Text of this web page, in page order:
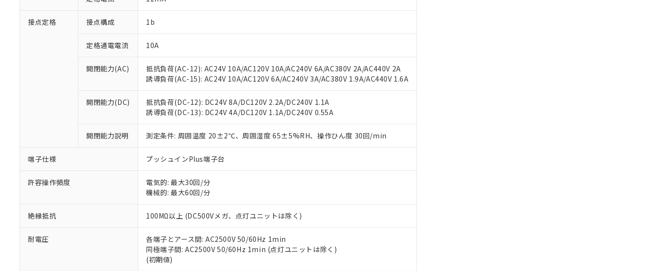
接点定格 接点構成 1b
定格通電電流 10A
開閉能力(AC)
抵抗負荷(AC-12): AC24V 10A/AC120V 10A/AC240V 6A/AC380V 2A/AC440V 2A
誘導負荷(AC-15): AC24V 10A/AC120V 6A/AC240V 3A/AC380V 1.9A/AC440V 1.6A
開閉能力(DC)
抵抗負荷(DC-12): DC24V 8A/DC120V 2.2A/DC240V 1.1A
誘導負荷(DC-13): DC24V 4A/DC120V 1.1A/DC240V 0.55A
開閉能力説明 測定条件: 周囲温度 20±2℃、周囲湿度 65±5%RH、操作ひん度 30回/min
端子仕様 プッシュインPlus端子台
許容操作頻度
電気的: 最大30回/分
機械的: 最大60回/分
絶縁抵抗 100MΩ以上 (DC500Vメガ、点灯ユニットは除く)
耐電圧
各端子とアース間: AC2500V 50/60Hz 1min
同極端子間: AC2500V 50/60Hz 1min (点灯ユニットは除く)
(初期値)
本サービスは、当社制御機器事業取扱商品の当社在庫状況および標準価格(税抜)を提供させていただ
当社制御機器事業取扱商品の中には、本サービスの対象外となる商品もあることをご了承ください。
い。
正式な納期状況および標準価格はお客様のお取引先、またはお客様担当のオムロン制御機器販売店・
当社販売員にご相談ください。
在庫状況および標準価格結果を当社の事前の承諾なく第三者に漏洩または開示しないようお願いしま
す。
マイパーツ機能（部品リスト作成サービス）をご利用いただくには、I-Webメンバーズにご登録され
ている必要があります。
お客様が当ウェブサイト上で当社にご登録された部品リストについて、当社および当社の共同利用者
が、当社の製品・サービスに関するお客様との取引・商談に必要な範囲で利用することをご了承くだ
いる法人を指します。
*EU RoHS指令（10物質）：
フタル酸ビス(2-エチルヘキシル) (DEHP)(別名：DOP) 1000ppm以下、フタル酸ブチルベンジル（BBP） 1000ppm以下、フタル酸ジブチ
ル（DBP） 1000ppm以下、フタル酸ジイソブチル (DIBP) 1000ppm以下
但し、RoHS指令で産業用監視および制御機器に対する適用除外項目は除く。
フタル酸エステル類の４物質については閾値を超える意図的な使用がないことを確認しています。
※2 対応予定月
部品在庫の切り替え状況などにより、予定月が前後することがあります。
※3 非含有証明書ダウンロード
EU RoHS指令（10物質）の非含有証明書
51物質の非含有証明書（当社基準）
※本証明書は発行日時点で非含有を証明するもので、過去に遡って非含有を証明するものではありません。
また、RoHS指令のフタル酸エステル類４物質の対応では、対応完了までの期間は出荷製品に未対応品が
混在することから備考欄に対応日を記載しておりました。
既に当社にて対応品への在庫切替を完了していることから、特段のことがない限り、2022年1月12日よ
り割愛しております。
「×」：最大均質材料含有率が中国RoHSの基準値を超えていることを示します。
Pb(鉛) :1000ppm、 Hg(水銀) : 1000ppm、 Cd(カドミウム) : 100ppm、
DEHP(フタル酸ビス(2-エチルヘキシル)) : 1000ppm
※2 環境保護使用期限
「ｅ」：有害物質（10物質）のすべてが基準値以下であることを示します。
味します。
「－」：未確認です。当社販売部門へお問い合わせください。
当社は、これら貴社製品のうち、外国為替および外国貿易法に定める商品（以下｢規制貨物等」とい
などの必要な手続きをとります。
ます。
当社は貴社製品を、核兵器、ミサイル、化学兵器、生物兵器またはその他武器並びにこれらの製造装
置等に一切使用いたしません。
当社は、貴社製品を第三者に販売する場合は、上記1、2および3の内容を当該第三者に通知します。
たしません。
△ 一定数には満たないが在庫あり
－
在庫なし(最新の在庫状況については、お客様のお取引先、またはお客様担当のオムロン制御
機器販売店・当社販売員にご確認ください)
空
受注生産機種、また在庫状況の情報を公開していない機種